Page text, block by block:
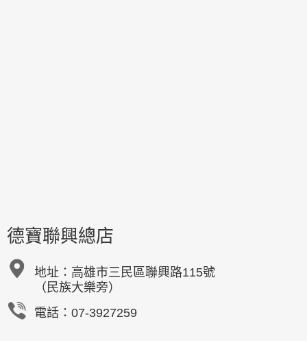
德寶聯興總店
地址： 高雄市三民區聯興路115號
（民族大樂旁）
電話：07-3927259